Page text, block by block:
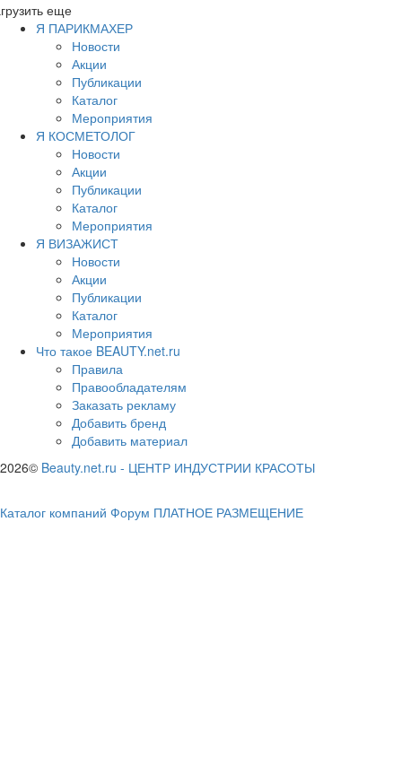
еще
Я ПАРИКМАХЕР
Новости
Акции
Публикации
Каталог
Мероприятия
Я КОСМЕТОЛОГ
Новости
Акции
Публикации
Каталог
Мероприятия
Я ВИЗАЖИСТ
Новости
Акции
Публикации
Каталог
Мероприятия
Что такое BEAUTY.net.ru
Правила
Правообладателям
Заказать рекламу
Добавить бренд
Добавить материал
2026© Beauty.net.ru - ЦЕНТР ИНДУСТРИИ КРАСОТЫ
Каталог компаний Форум ПЛАТНОЕ РАЗМЕЩЕНИЕ